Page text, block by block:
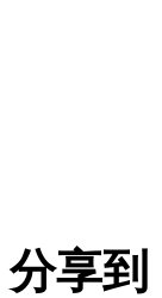
分享到